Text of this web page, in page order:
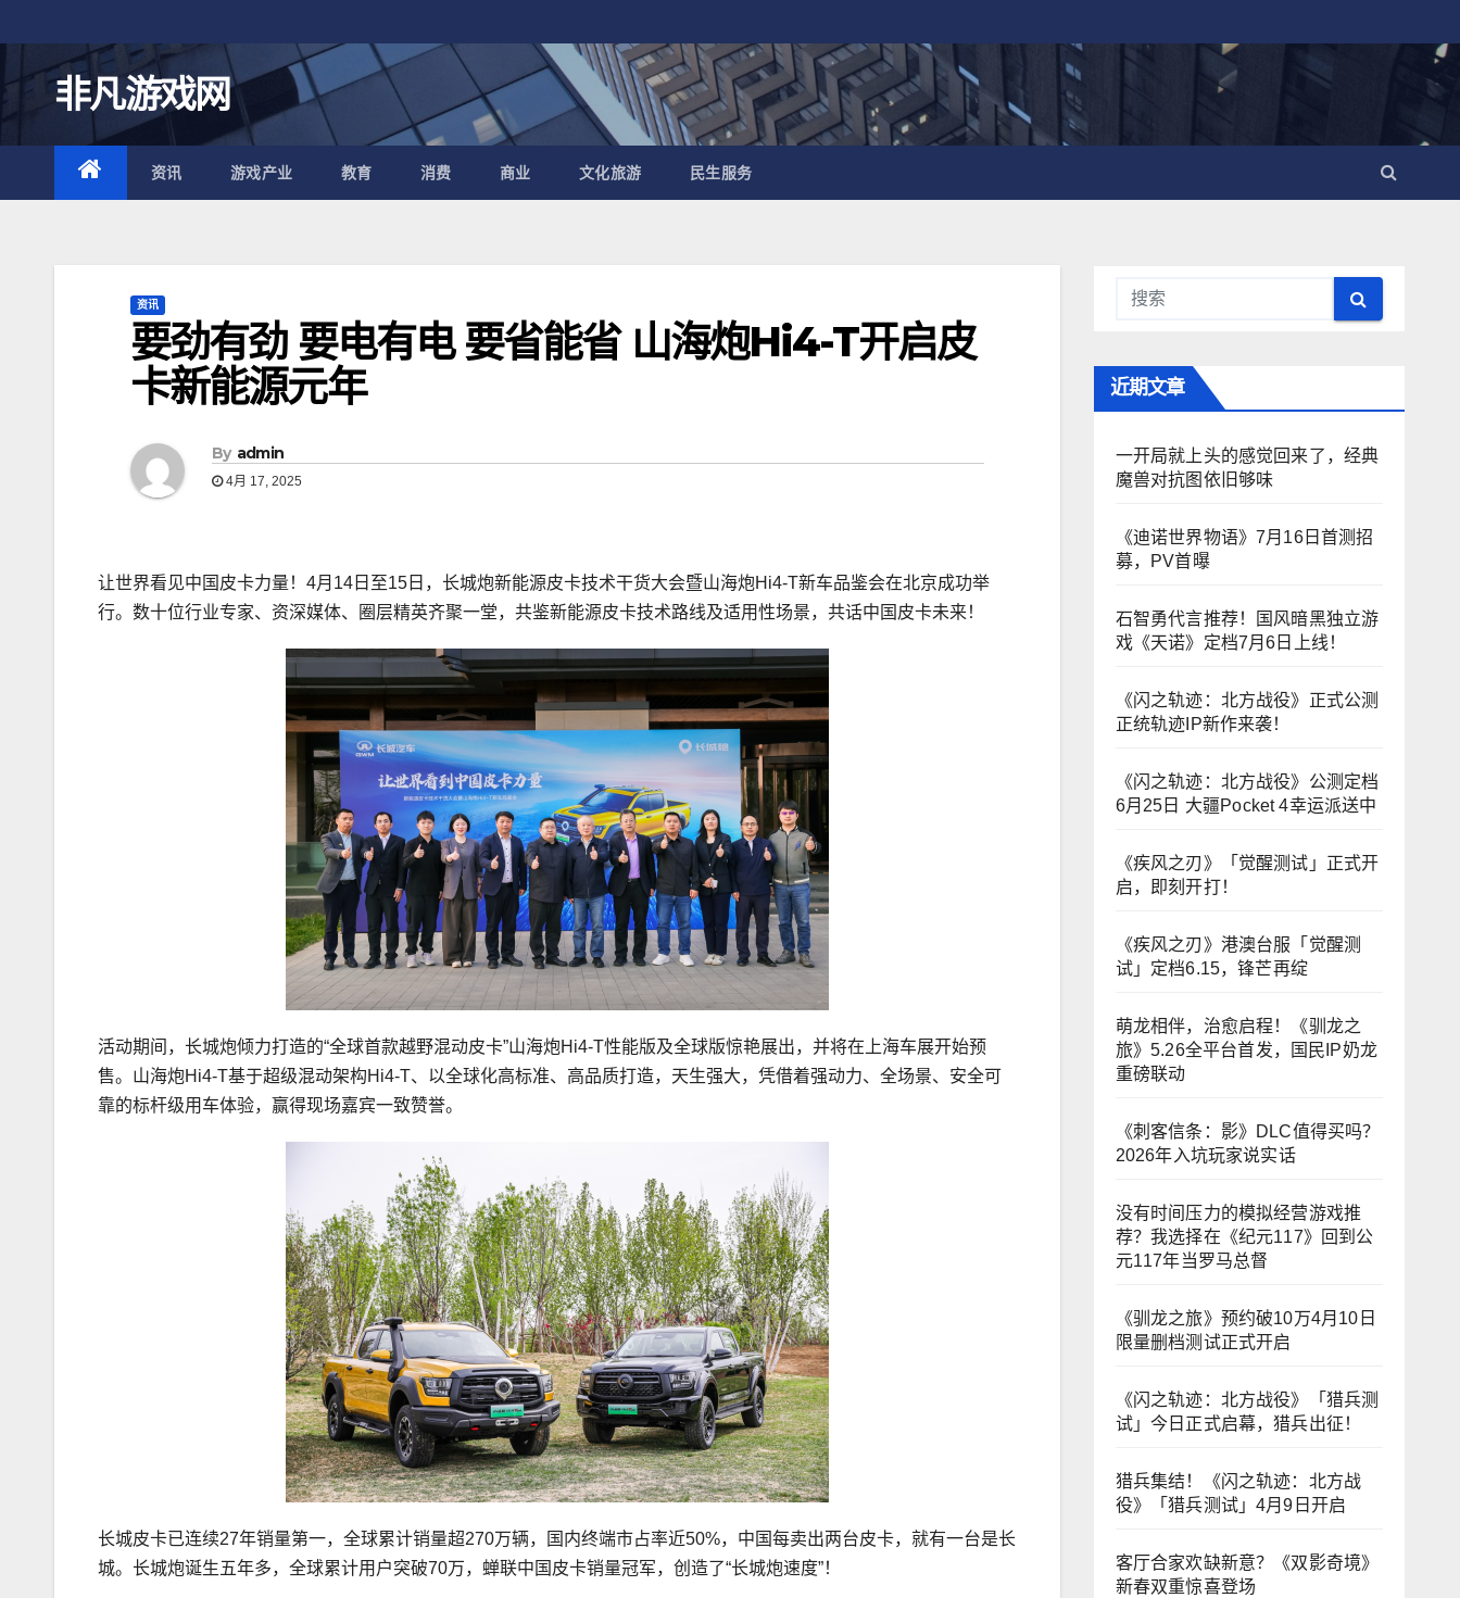
至
内
容
非凡游戏网
资讯 游戏产业 教育 消费 商业 文化旅游 民生服务
资讯
要劲有劲 要电有电 要省能省 山海炮Hi4-T开启皮
卡新能源元年
By admin
4月 17, 2025
让世界看见中国皮卡力量！4月14日至15日，长城炮新能源皮卡技术干货大会暨山海炮Hi4-T新车品鉴会在北京成功举
行。数十位行业专家、资深媒体、圈层精英齐聚一堂，共鉴新能源皮卡技术路线及适用性场景，共话中国皮卡未来！
活动期间，长城炮倾力打造的“全球首款越野混动皮卡”山海炮Hi4-T性能版及全球版惊艳展出，并将在上海车展开始预
售。山海炮Hi4-T基于超级混动架构Hi4-T、以全球化高标准、高品质打造，天生强大，凭借着强动力、全场景、安全可
靠的标杆级用车体验，赢得现场嘉宾一致赞誉。
长城皮卡已连续27年销量第一，全球累计销量超270万辆，国内终端市占率近50%，中国每卖出两台皮卡，就有一台是长
城。长城炮诞生五年多，全球累计用户突破70万，蝉联中国皮卡销量冠军，创造了“长城炮速度”！
近期文章
一开局就上头的感觉回来了，经典
魔兽对抗图依旧够味
《迪诺世界物语》7月16日首测招
募，PV首曝
石智勇代言推荐！国风暗黑独立游
戏《天诺》定档7月6日上线！
《闪之轨迹：北方战役》正式公测
正统轨迹IP新作来袭！
《闪之轨迹：北方战役》公测定档
6月25日 大疆Pocket 4幸运派送中
《疾风之刃》「觉醒测试」正式开
启，即刻开打！
《疾风之刃》港澳台服「觉醒测
试」定档6.15，锋芒再绽
萌龙相伴，治愈启程！《驯龙之
旅》5.26全平台首发，国民IP奶龙
重磅联动
《刺客信条：影》DLC值得买吗？
2026年入坑玩家说实话
没有时间压力的模拟经营游戏推
荐？我选择在《纪元117》回到公
元117年当罗马总督
《驯龙之旅》预约破10万4月10日
限量删档测试正式开启
《闪之轨迹：北方战役》「猎兵测
试」今日正式启幕，猎兵出征！
猎兵集结！《闪之轨迹：北方战
役》「猎兵测试」4月9日开启
客厅合家欢缺新意？《双影奇境》
新春双重惊喜登场